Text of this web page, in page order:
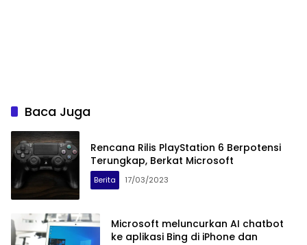
Baca Juga
Rencana Rilis PlayStation 6 Berpotensi
Terungkap, Berkat Microsoft
Berita 17/03/2023
Microsoft meluncurkan AI chatbot
ke aplikasi Bing di iPhone dan